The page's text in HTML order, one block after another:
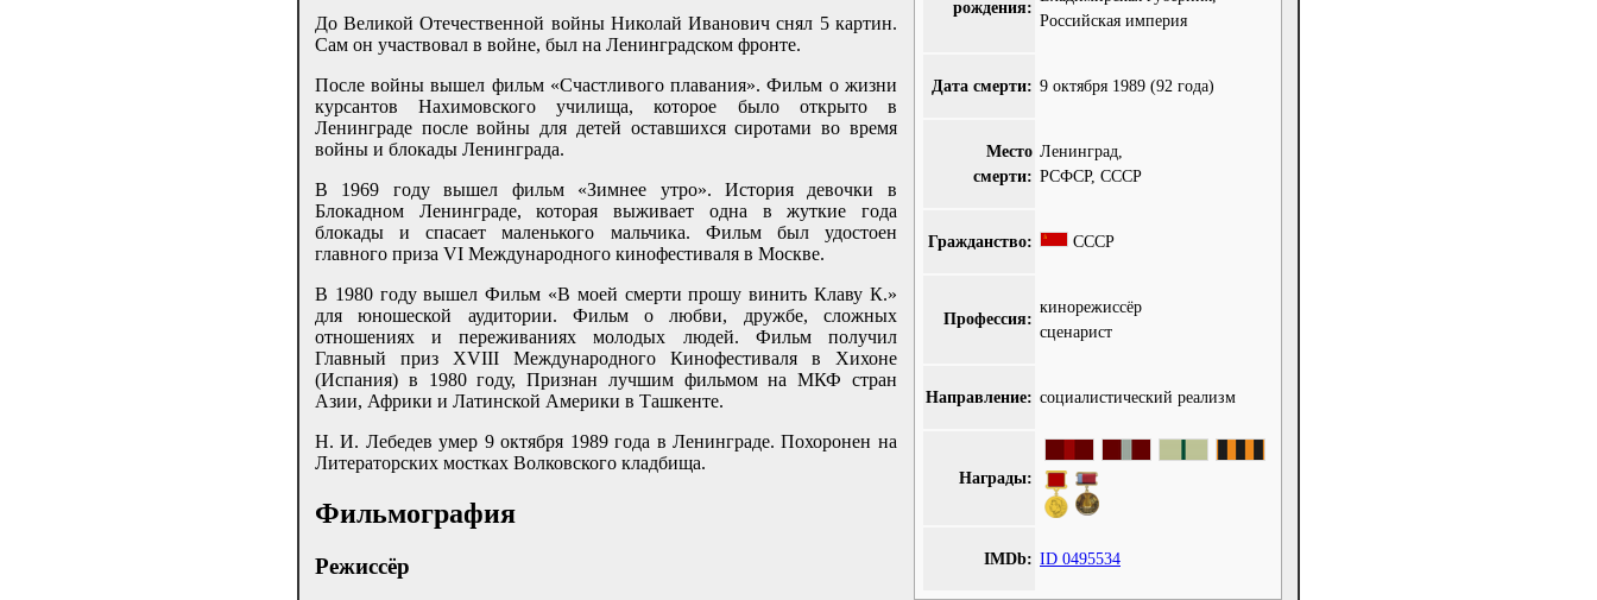
рождения:
Российская империя
Дата смерти: 9 октября 1989 (92 года)
Место
смерти:
Ленинград,
РСФСР, СССР
Гражданство: СССР
Профессия:
кинорежиссёр
сценарист
Направление: социалистический реализм
Награды:
IMDb: ID 0495534
До Великой Отечественной войны Николай Иванович снял 5 картин.
Сам он участвовал в войне, был на Ленинградском фронте.
После войны вышел фильм «Счастливого плавания». Фильм о жизни
курсантов Нахимовского училища, которое было открыто в
Ленинграде после войны для детей оставшихся сиротами во время
войны и блокады Ленинграда.
В 1969 году вышел фильм «Зимнее утро». История девочки в
Блокадном Ленинграде, которая выживает одна в жуткие года
блокады и спасает маленького мальчика. Фильм был удостоен
главного приза VI Международного кинофестиваля в Москве.
В 1980 году вышел Фильм «В моей смерти прошу винить Клаву К.»
для юношеской аудитории. Фильм о любви, дружбе, сложных
отношениях и переживаниях молодых людей. Фильм получил
Главный приз XVIII Международного Кинофестиваля в Хихоне
(Испания) в 1980 году, Признан лучшим фильмом на МКФ стран
Азии, Африки и Латинской Америки в Ташкенте.
Н. И. Лебедев умер 9 октября 1989 года в Ленинграде. Похоронен на
Литераторских мостках Волковского кладбища.
Фильмография
Режиссёр